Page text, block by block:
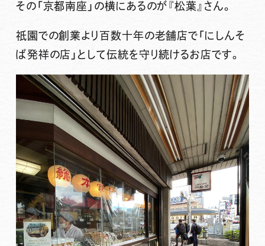
その「京都南座」の横にあるのが『松葉 』さん。
祇園での創業より百数十年の老舗店で「にしんそ
ば発祥の店 」として伝統を守り続けるお店です。